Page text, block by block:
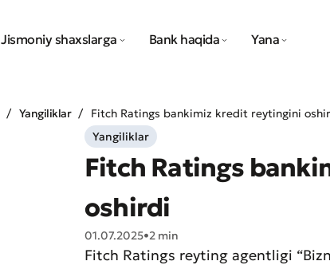
Jismoniy shaxslarga Bank haqida Yana
Yangiliklar
Fitch Ratings bankimiz kredit reytingini
Yangiliklar
Fitch Ratings
oshirdi
01.07.2025•2 min
Fitch Ratings reyting agentligi